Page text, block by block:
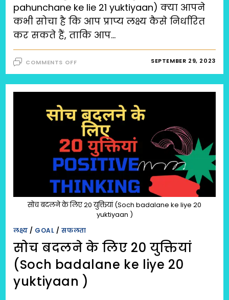
pahunchane ke lie 21 yuktiyaan) क्या आपने
कभी सोचा है कि आप प्राप्य लक्ष्य कैसे निर्धारित
कर सकते हैं, ताकि आप…
COMMENTS OFFON
तक
के
लिए
(LAKSHY
TAK
PAHUNCHANE
LIE
21
YUKTIYAAN)
SEPTEMBER 29, 2023
सोच बदलने के लिए 20 युक्तियां (Soch badalane ke liye 20
yuktiyaan )
लक्ष्य / GOAL /सफलता
सोच बदलने के लिए 20 युक्तियां
(Soch badalane ke liye 20
yuktiyaan )